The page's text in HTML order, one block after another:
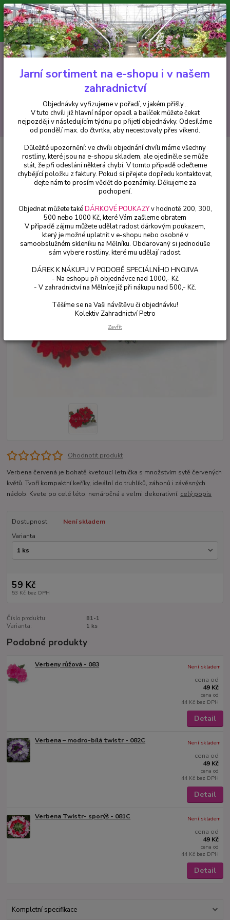
Minimální hodnota pro odeslání z e-shopu je 300 Kč.
V tuto chvíli již hlavní nápor objednávek opadl a balíček můžete čekat
nejpozději v následujícím týdnu po přijetí objednávky. Objednávky
vyřizujeme v pořadí, v jakém přišly...
CZK
Hledat
+420 602 223 614 0ks
za0 Kč
Balkónové rostliny Verbeny červená - 1 ks
Verbeny červená - 1 ks
Ohodnotit produkt
Verbena červená je bohatě kvetoucí letnička s množstvím sytě červených
květů. Tvoří kompaktní keříky, ideální do truhlíků, záhonů i závěsných
nádob. Kvete po celé léto, nenáročná a velmi dekorativní. celý popis
Dostupnost
Není skladem
Varianta
59 Kč
53 Kč bez DPH
Číslo produktu:
81-1
Varianta:
1 ks
Podobné produkty
Verbeny růžová - 083
cena od
49 Kč
cena od
44 Kč bez DPH
Není skladem
Detail
Verbena – modro-bílá twistr - 082C
cena od
49 Kč
cena od
44 Kč bez DPH
Není skladem
Detail
Verbena Twistr- sporýš - 081C
cena od
49 Kč
cena od
44 Kč bez DPH
Není skladem
Detail
Kompletní specifikace
Jarní sortiment na e-shopu i v našem
zahradnictví
Objednávky vyřizujeme v pořadí, v jakém přišly...
V tuto chvíli již hlavní nápor opadl a balíček můžete čekat
nejpozději v následujícím týdnu po přijetí objednávky. Odesíláme
od pondělí max. do čtvrtka, aby necestovaly přes víkend.
Důležité upozornění: ve chvíli objednání chvíli máme všechny
rostliny, které jsou na e-shopu skladem, ale ojediněle se může
stát, že při odeslání některá chybí. V tomto případě odečteme
chybějící položku z faktury. Pokud si přejete dopředu kontaktovat,
dejte nám to prosím vědět do poznámky. Děkujeme za
pochopení.
Objednat můžete takéDÁRKOVÉ POUKAZYv hodnotě 200, 300,
500 nebo 1000 Kč, které Vám zašleme obratem
V případě zájmu můžete udělat radost dárkovým poukazem,
který je možné uplatnit v e-shopu nebo osobně v
samoobslužném skleníku na Mělníku. Obdarovaný si jednoduše
sám vybere rostliny, které mu udělají radost.
DÁREK K NÁKUPU V PODOBĚ SPECIÁLNÍHO HNOJIVA
- Na eshopu při objednávce nad 1000,- Kč
- V zahradnictví na Mělníce již při nákupu nad 500,- Kč.
Těšíme se na Vaši návštěvu či objednávku!
Kolektiv Zahradnictví Petro
Zavřít